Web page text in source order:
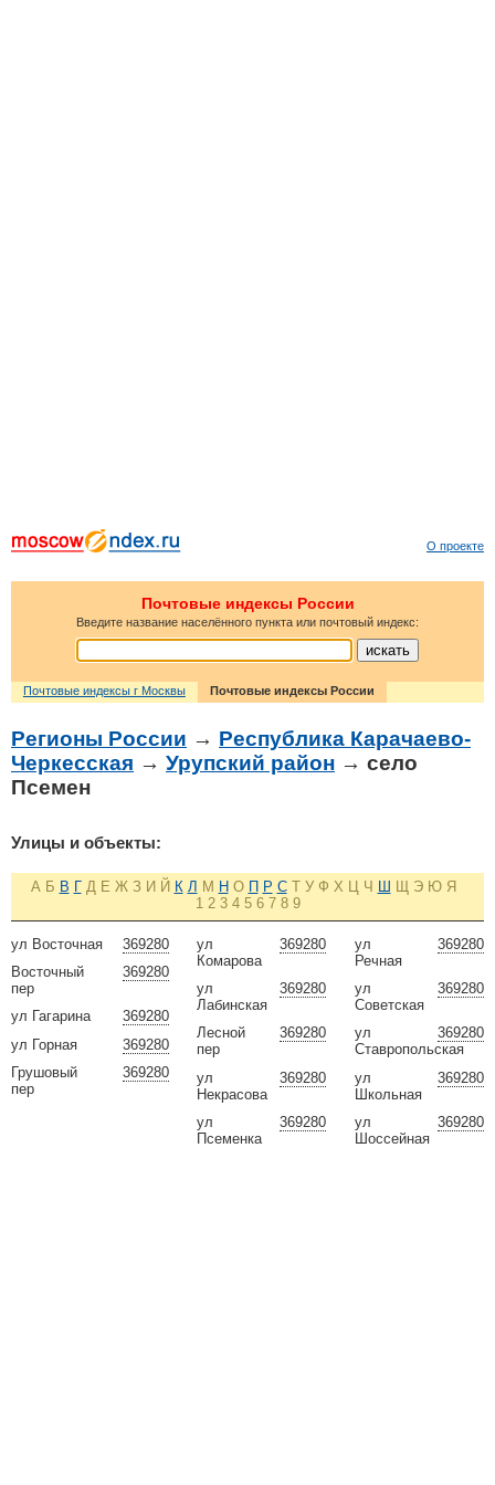
О проекте
Почтовые индексы России
Введите название населённого пункта или почтовый индекс:
Почтовые индексы г Москвы Почтовые индексы России
Регионы России → Республика Карачаево-
Черкесская → Урупский район → село
Псемен
Улицы и объекты:
А Б В Г Д Е Ж З И Й К Л М Н О П Р С Т У Ф Х Ц Ч Ш Щ Э Ю Я
1 2 3 4 5 6 7 8 9
369280
ул Восточная
369280
Восточный
пер
369280
ул Гагарина
369280
ул Горная
369280
Грушовый
пер
369280
ул
Комарова
369280
ул
Лабинская
369280
Лесной
пер
369280
ул
Некрасова
369280
ул
Псеменка
369280
ул
Речная
369280
ул
Советская
369280
ул
Ставропольская
369280
ул
Школьная
369280
ул
Шоссейная